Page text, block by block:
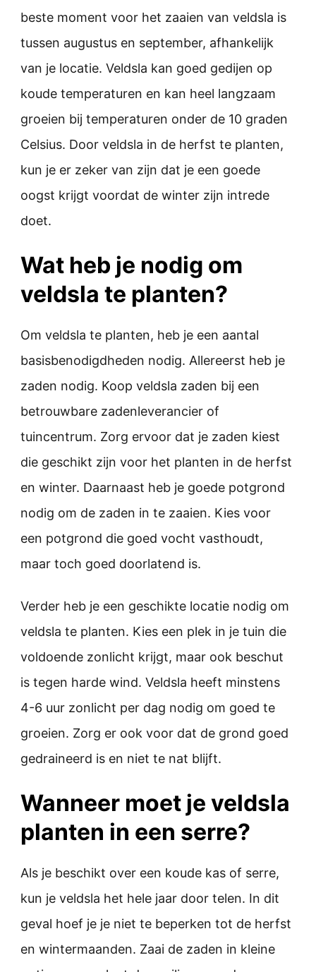
beste moment voor het zaaien van veldsla is
tussen augustus en september, afhankelijk
van je locatie. Veldsla kan goed gedijen op
koude temperaturen en kan heel langzaam
groeien bij temperaturen onder de 10 graden
Celsius. Door veldsla in de herfst te planten,
kun je er zeker van zijn dat je een goede
oogst krijgt voordat de winter zijn intrede
doet.
Wat heb je nodig om
veldsla te planten?
Om veldsla te planten, heb je een aantal
basisbenodigdheden nodig. Allereerst heb je
zaden nodig. Koop veldsla zaden bij een
betrouwbare zadenleverancier of
tuincentrum. Zorg ervoor dat je zaden kiest
die geschikt zijn voor het planten in de herfst
en winter. Daarnaast heb je goede potgrond
nodig om de zaden in te zaaien. Kies voor
een potgrond die goed vocht vasthoudt,
maar toch goed doorlatend is.
Verder heb je een geschikte locatie nodig om
veldsla te planten. Kies een plek in je tuin die
voldoende zonlicht krijgt, maar ook beschut
is tegen harde wind. Veldsla heeft minstens
4-6 uur zonlicht per dag nodig om goed te
groeien. Zorg er ook voor dat de grond goed
gedraineerd is en niet te nat blijft.
Wanneer moet je veldsla
planten in een serre?
Als je beschikt over een koude kas of serre,
kun je veldsla het hele jaar door telen. In dit
geval hoef je je niet te beperken tot de herfst
en wintermaanden. Zaai de zaden in kleine